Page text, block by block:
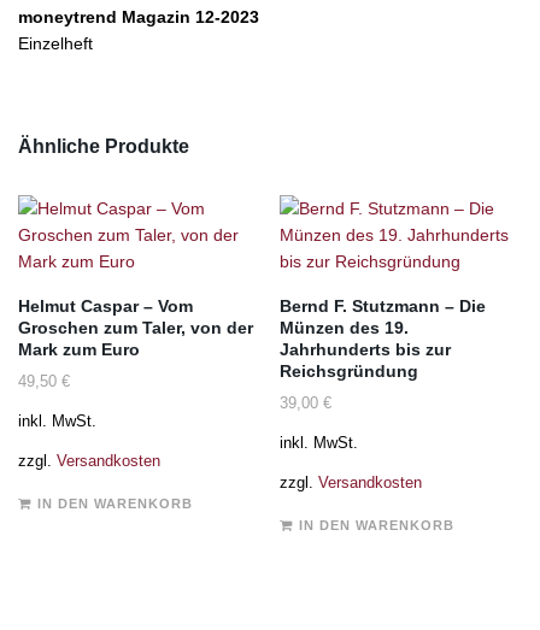
moneytrend Magazin 12-2023
Einzelheft
Ähnliche Produkte
Helmut Caspar – Vom
Groschen zum Taler, von der
Mark zum Euro
49,50 €
inkl. MwSt.
zzgl. Versandkosten
IN DEN WARENKORB
Bernd F. Stutzmann – Die
Münzen des 19.
Jahrhunderts bis zur
Reichsgründung
39,00€
inkl. MwSt.
zzgl.Versandkosten
IN DEN WARENKORB